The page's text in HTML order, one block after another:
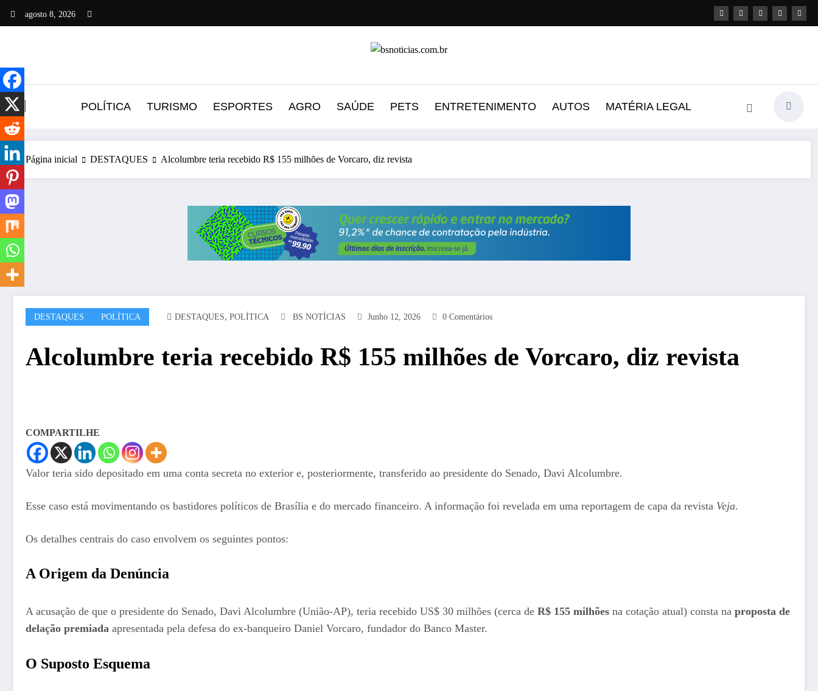
agosto 8, 2026
POLÍTICA TURISMO ESPORTES AGRO SAÚDE PETS ENTRETENIMENTO AUTOS MATÉRIA LEGAL
Página inicial DESTAQUES Alcolumbre teria recebido R$ 155 milhões de Vorcaro, diz revista
DESTAQUES POLÍTICA DESTAQUES, POLÍTICA BS NOTÍCIAS Junho 12, 2026 0 Comentários
Alcolumbre teria recebido R$ 155 milhões de Vorcaro, diz revista
COMPARTILHE
Valor teria sido depositado em uma conta secreta no exterior e, posteriormente, transferido ao presidente do Senado, Davi Alcolumbre.
Esse caso está movimentando os bastidores políticos de Brasília e do mercado financeiro. A informação foi revelada em uma reportagem de capa da revista Veja.
Os detalhes centrais do caso envolvem os seguintes pontos:
A Origem da Denúncia
A acusação de que o presidente do Senado, Davi Alcolumbre (União-AP), teria recebido US$ 30 milhões (cerca de R$ 155 milhões na cotação atual) consta na proposta de
delação premiada apresentada pela defesa do ex-banqueiro Daniel Vorcaro, fundador do Banco Master.
O Suposto Esquema